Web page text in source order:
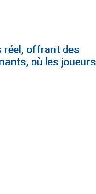
réel, offrant des
où les joueurs